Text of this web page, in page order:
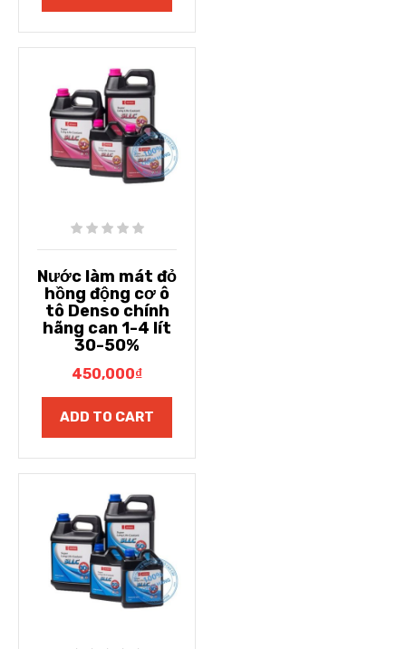
Nước làm mát đỏ
hồng động cơ ô
tô Denso chính
hãng can 1-4 lít
30-50%
450,000₫
ADD TO CART